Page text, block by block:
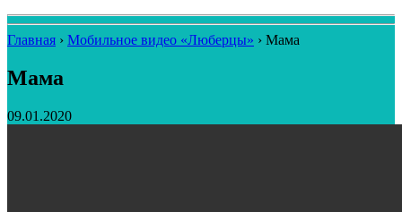
Главная › Мобильное видео «Люберцы» › Мама
Мама
09.01.2020